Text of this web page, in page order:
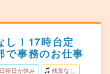
し！17時台定
で事務のお仕事
祝日が休み 残業なし